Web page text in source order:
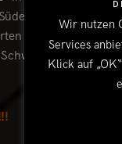
der Republik.
mehr), ehe es
Grenze
Wir nutzen
Services
Klick auf